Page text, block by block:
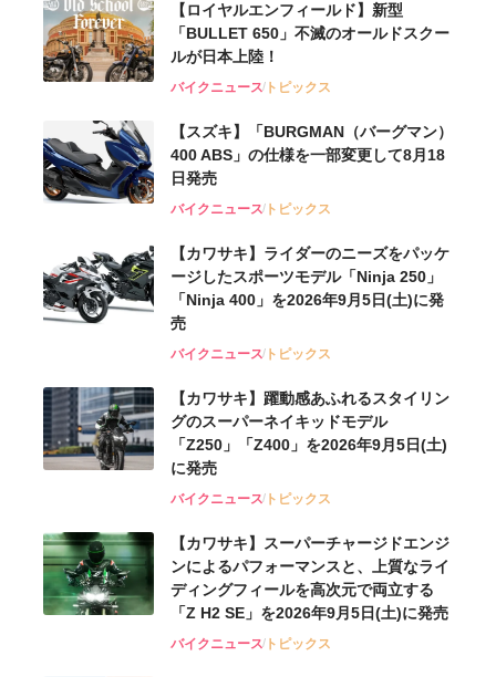
【ロイヤルエンフィールド】新型
「BULLET 650」不滅のオールドスクー
ルが⽇本上陸！
バイクニューストピックス
【スズキ】「BURGMAN（バーグマン）
400 ABS」の仕様を一部変更して8月18
日発売
バイクニューストピックス
【カワサキ】ライダーのニーズをパッケ
ージしたスポーツモデル「Ninja 250」
「Ninja 400」を2026年9月5日(土)に発
売
バイクニューストピックス
【カワサキ】躍動感あふれるスタイリン
グのスーパーネイキッドモデル
「Z250」「Z400」を2026年9月5日(土)
に発売
バイクニューストピックス
【カワサキ】スーパーチャージドエンジ
ンによるパフォーマンスと、上質なライ
ディングフィールを高次元で両立する
「Z H2 SE」を2026年9月5日(土)に発売
バイクニューストピックス